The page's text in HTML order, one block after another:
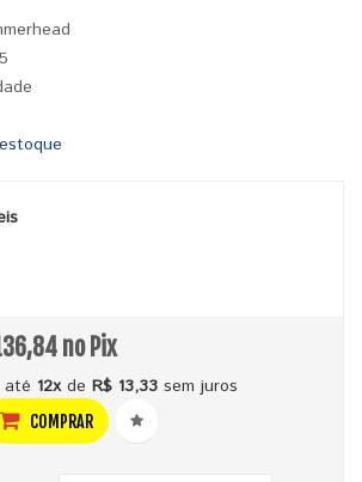
no Pix
até 12xde R$ 13,33 sem juros
COMPRAR